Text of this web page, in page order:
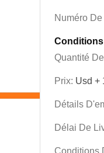
Numéro
Quantité
Prix: Usd +
Détails
Délai De
Conditions